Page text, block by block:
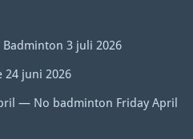
3 juli 2026
24 juni 2026
— No badminton Friday April